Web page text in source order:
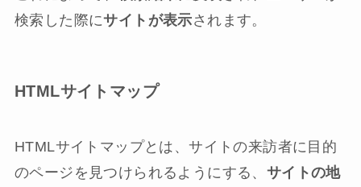
検索した際にサイトが表示されます。
HTMLサイトマップ
HTMLサイトマップとは、サイトの来訪者に目的
のページを見つけられるようにする、 サイトの地